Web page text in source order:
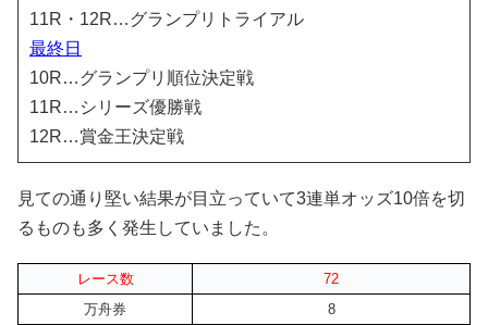
11R・12R…グランプリトライアル
最終日
10R…グランプリ順位決定戦
11R…シリーズ優勝戦
12R…賞金王決定戦
見ての通り堅い結果が目立っていて3連単オッズ10倍を切
るものも多く発生していました。
レース数
72
万舟券
8